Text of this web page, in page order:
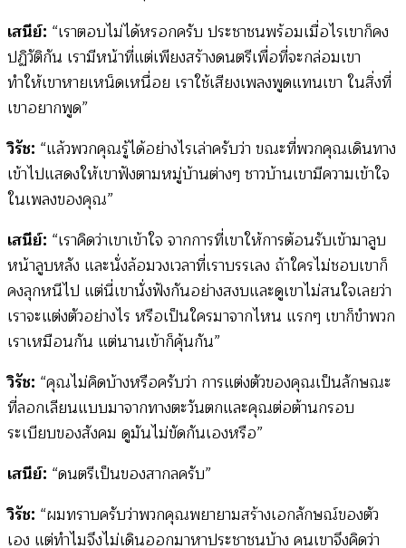
เสนีย์: “เราตอบไม่ได้หรอกครับ ประชาชนพร้อมเมื่อไรเขาก็คง
ปฏิวัติกัน เรามีหน้าที่แต่เพียงสร้างดนตรีเพื่อที่จะกล่อมเขา
ทำให้เขาหายเหน็ดเหนื่อย เราใช้เสียงเพลงพูดแทนเขา ในสิ่งที่
เขาอยากพูด”
วิรัช: “แล้วพวกคุณรู้ได้อย่างไรเล่าครับว่า ขณะที่พวกคุณเดินทาง
เข้าไปแสดงให้เขาฟังตามหมู่บ้านต่างๆ ชาวบ้านเขามีความเข้าใจ
ในเพลงของคุณ”
เสนีย์: “เราคิดว่าเขาเข้าใจ จากการที่เขาให้การต้อนรับเข้ามาลูบ
หน้าลูบหลัง และนั่งล้อมวงเวลาที่เราบรรเลง ถ้าใครไม่ชอบเขาก็
คงลุกหนีไป แต่นี่เขานั่งฟังกันอย่างสงบและดูเขาไม่สนใจเลยว่า
เราจะแต่งตัวอย่างไร หรือเป็นใครมาจากไหน แรกๆ เขาก็ขำพวก
เราเหมือนกัน แต่นานเข้าก็คุ้นกัน”
วิรัช: “คุณไม่คิดบ้างหรือครับว่า การแต่งตัวของคุณเป็นลักษณะ
ที่ลอกเลียนแบบมาจากทางตะวันตกและคุณต่อต้านกรอบ
ระเบียบของสังคม ดูมันไม่ขัดกันเองหรือ”
เสนีย์: “ดนตรีเป็นของสากลครับ”
วิรัช: “ผมทราบครับว่าพวกคุณพยายามสร้างเอกลักษณ์ของตัว
เอง แต่ทำไมจึงไม่เดินออกมาหาประชาชนบ้าง คนเขาจึงคิดว่า